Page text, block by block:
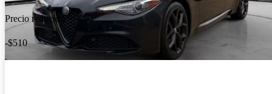
Precio reducido
-$510